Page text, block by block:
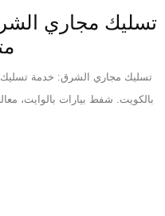
مجاري الشرق: خدمة تسليك
شفط بيارات بالوايت، معالجة